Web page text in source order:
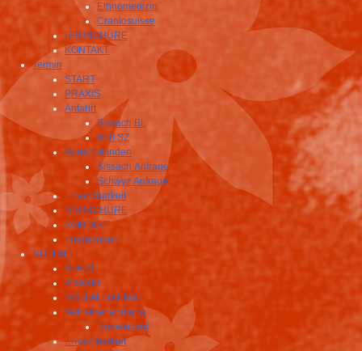
Ethnomedizin
Craniosuisse
BROSCHÜRE
KONTAKT
Termin
START
PRAXIS
Anfahrt
Sissach BL
Arth SZ
Sprechstunden
Sissach Anfrage
Schwyz Anfrage
Erreichbarkeit
BROSCHÜRE
KONTAKT
Fragebogen
NOTFALL
START
PRAXIS
NOTFALLDIENST
Selbstbehandlung
Homeocard
Erreichbarkeit